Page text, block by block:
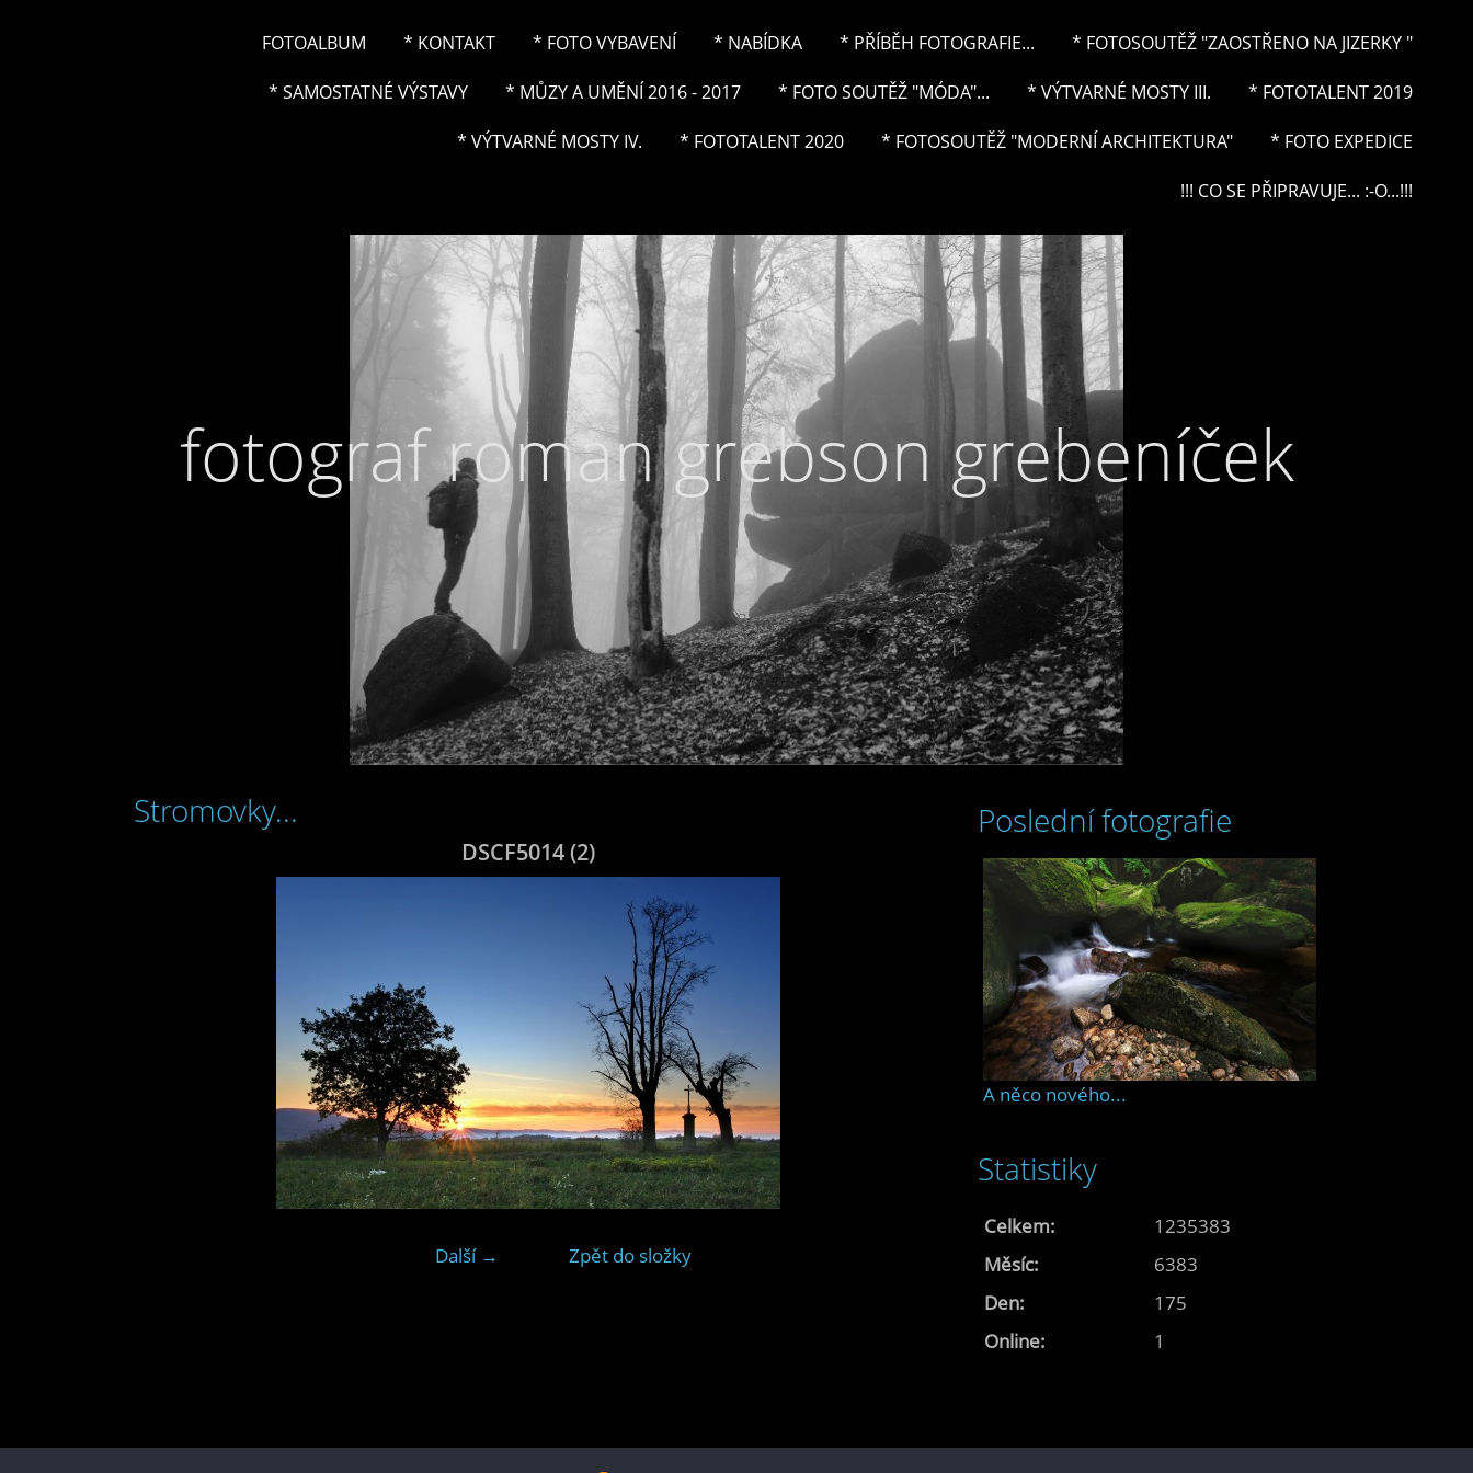
FOTOALBUM * KONTAKT * FOTO VYBAVENÍ * NABÍDKA * PŘÍBĚH FOTOGRAFIE... * FOTOSOUTĚŽ "ZAOSTŘENO NA JIZERKY "
* SAMOSTATNÉ VÝSTAVY * MŮZY A UMĚNÍ 2016 - 2017 * FOTO SOUTĚŽ "MÓDA"... * VÝTVARNÉ MOSTY III. * FOTOTALENT 2019
* VÝTVARNÉ MOSTY IV. * FOTOTALENT 2020 * FOTOSOUTĚŽ "MODERNÍ ARCHITEKTURA" * FOTO EXPEDICE
!!! CO SE PŘIPRAVUJE... :-O...!!!
fotograf roman grebson grebeníček
Stromovky...
DSCF5014 (2)
Další → Zpět do složky
Poslední fotografie
A něco nového...
Statistiky
Online: 1
Celkem:
1235383
Měsíc:
6383
Den:
175